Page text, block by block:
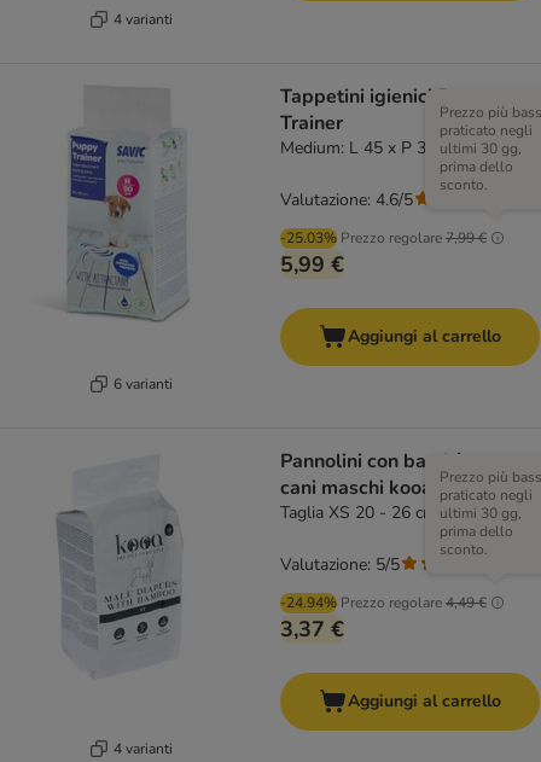
4 varianti
6 varianti
Tappetini igienici Puppy
Trainer
Medium: L 45 x P 30 cm, 50 pz
-25.03% Prezzo regolare7,99 €
Prezzo più
praticato negli
ultimi 30 gg,
prima dello
sconto.
5,99 €
Valutazione: 4.6/5
Aggiungi al carrello
4 varianti
Pannolini con bambù per
cani maschi kooa
Taglia XS 20 - 26 cm, 12 pz
-24.94% Prezzo regolare4,49 €
Prezzo più
praticato negli
ultimi 30 gg,
prima dello
sconto.
3,37 €
Valutazione: 5/5
Aggiungi al carrello